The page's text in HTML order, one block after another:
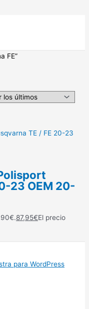
FE”
23 OEM 20-
87,95€El precio
para WordPress